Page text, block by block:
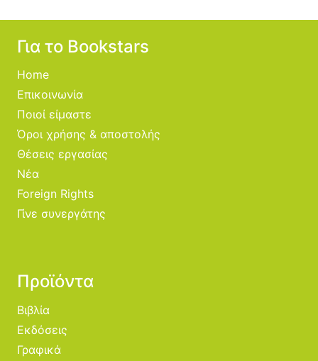
Για το Bookstars
Home
Επικοινωνία
Ποιοί είμαστε
Όροι χρήσης & αποστολής
Θέσεις εργασίας
Νέα
Foreign Rights
Γίνε συνεργάτης
Προϊόντα
Βιβλία
Εκδόσεις
Γραφικά